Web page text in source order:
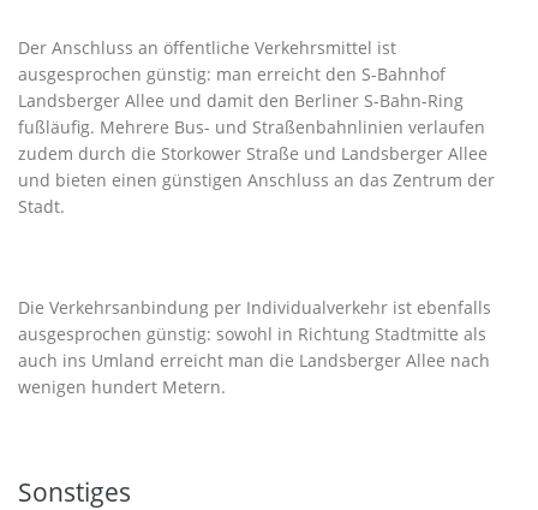
Der Anschluss an öffentliche Verkehrsmittel ist
ausgesprochen günstig: man erreicht den S-Bahnhof
Landsberger Allee und damit den Berliner S-Bahn-Ring
fußläufig. Mehrere Bus- und Straßenbahnlinien verlaufen
zudem durch die Storkower Straße und Landsberger Allee
und bieten einen günstigen Anschluss an das Zentrum der
Stadt.
Die Verkehrsanbindung per Individualverkehr ist ebenfalls
ausgesprochen günstig: sowohl in Richtung Stadtmitte als
auch ins Umland erreicht man die Landsberger Allee nach
wenigen hundert Metern.
Sonstiges